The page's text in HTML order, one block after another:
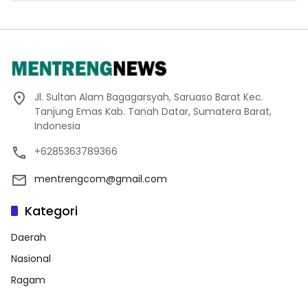
Jl. Sultan Alam Bagagarsyah, Saruaso Barat Kec.
Tanjung Emas Kab. Tanah Datar, Sumatera Barat,
Indonesia
+6285363789366
mentrengcom@gmail.com
Kategori
Daerah
Nasional
Ragam